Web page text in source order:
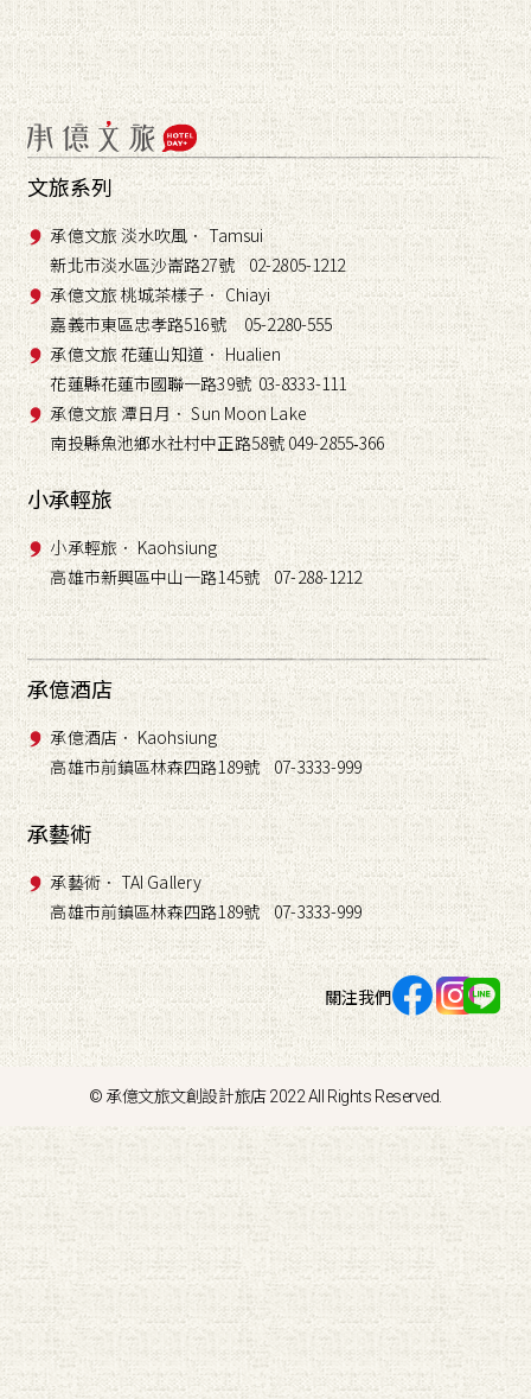
文旅系列
承億文旅 淡水吹風． Tamsui
新北市淡水區沙崙路27號 02-2805-1212
承億文旅 桃城茶樣子． Chiayi
嘉義市東區忠孝路516號 05-2280-555
承億文旅 花蓮山知道． Hualien
花蓮縣花蓮市國聯一路39號 03-8333-111
承億文旅 潭日月． Sun Moon Lake
南投縣魚池鄉水社村中正路58號 049-2855-366
小承輕旅
小承輕旅． Kaohsiung
高雄市新興區中山一路145號 07-288-1212
承億酒店
承億酒店． Kaohsiung
高雄市前鎮區林森四路189號 07-3333-999
承藝術
承藝術． TAI Gallery
高雄市前鎮區林森四路189號 07-3333-999
關注我們
© 承億文旅文創設計旅店 2022 All Rights Reserved.